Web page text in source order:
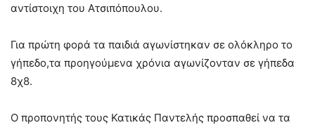
αντίστοιχη του Ατσιπόπουλου.
Για πρώτη φορά τα παιδιά αγωνίστηκαν σε ολόκληρο το
γήπεδο,τα προηγούμενα χρόνια αγωνίζονταν σε γήπεδα
8χ8.
Ο προπονητής τους Κατικάς Παντελής προσπαθεί να τα